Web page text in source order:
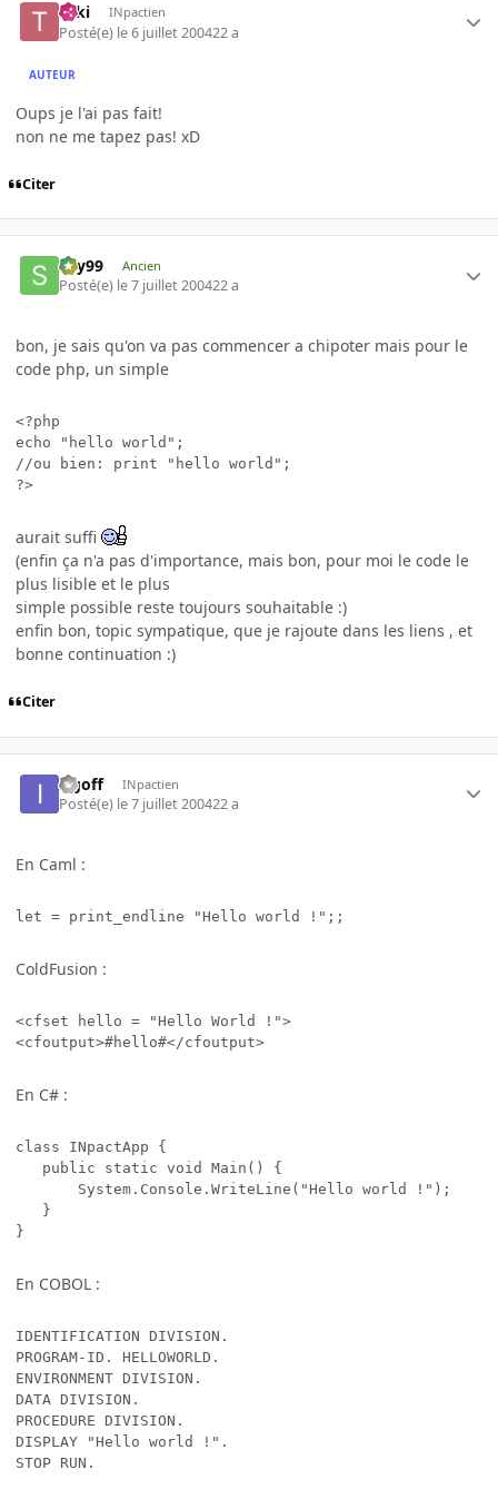
Taki INpactien
Posté(e) le 6 juillet 200422 a
AUTEUR
Oups je l'ai pas fait!
non ne me tapez pas! xD
Citer
sky99 Ancien
Posté(e) le 7 juillet 200422 a
bon, je sais qu'on va pas commencer a chipoter mais pour le
code php, un simple
<?php
echo "hello world";
//ou bien: print "hello world";
?>
aurait suffi
(enfin ça n'a pas d'importance, mais bon, pour moi le code le
plus lisible et le plus
simple possible reste toujours souhaitable :)
enfin bon, topic sympatique, que je rajoute dans les liens , et
bonne continuation :)
Citer
Irgoff INpactien
Posté(e) le 7 juillet 200422 a
En Caml :
let = print_endline "Hello world !";;
ColdFusion :
<cfset hello = "Hello World !">
<cfoutput>#hello#</cfoutput>
En C# :
class INpactApp {
public static void Main() {
System.Console.WriteLine("Hello world !");
}
}
En COBOL :
IDENTIFICATION DIVISION.
PROGRAM-ID. HELLOWORLD.
ENVIRONMENT DIVISION.
DATA DIVISION.
PROCEDURE DIVISION.
DISPLAY "Hello world !".
STOP RUN.